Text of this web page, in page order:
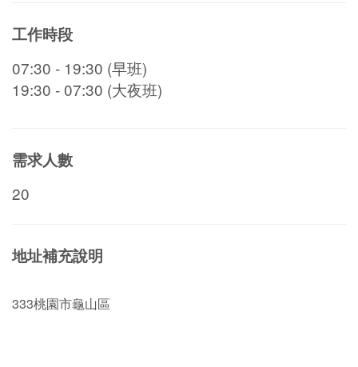
工作時段
07:30 - 19:30 (早班)
19:30 - 07:30 (大夜班)
需求人數
20
地址補充說明
333桃園市龜山區